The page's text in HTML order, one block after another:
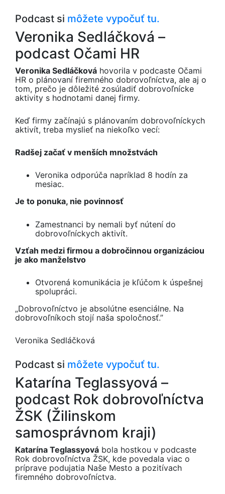
Podcast si môžete vypočuť tu.
Veronika Sedláčková –
podcast Očami HR
Veronika Sedláčková hovorila v podcaste Očami
HR o plánovaní firemného dobrovoľníctva, ale aj o
tom, prečo je dôležité zosúladiť dobrovoľnícke
aktivity s hodnotami danej firmy.
Keď firmy začínajú s plánovaním dobrovoľníckych
aktivít, treba myslieť na niekoľko vecí:
Radšej začať v menších množstvách
Veronika odporúča napríklad 8 hodín za
mesiac.
Je to ponuka, nie povinnosť
Zamestnanci by nemali byť nútení do
dobrovoľníckych aktivít.
Vzťah medzi firmou a dobročinnou organizáciou
je ako manželstvo
Otvorená komunikácia je kľúčom k úspešnej
spolupráci.
„Dobrovoľníctvo je absolútne esenciálne. Na
dobrovoľníkoch stojí naša spoločnosť.”
Veronika Sedláčková
Podcast si môžete vypočuť tu.
Katarína Teglassyová –
podcast Rok dobrovoľníctva
ŽSK (Žilinskom
samosprávnom kraji)
Katarína Teglassyová bola hostkou v podcaste
Rok dobrovoľníctva ŽSK, kde povedala viac o
príprave podujatia Naše Mesto a pozitívach
firemného dobrovoľníctva.